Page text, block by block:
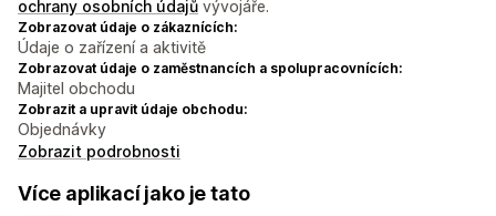
ochrany osobních údajů vývojáře.
Zobrazovat údaje o zákaznících:
Údaje o zařízení a aktivitě
Zobrazovat údaje o zaměstnancích a spolupracovnících:
Majitel obchodu
Zobrazit a upravit údaje obchodu:
Objednávky
Zobrazit podrobnosti
Více aplikací jako je tato